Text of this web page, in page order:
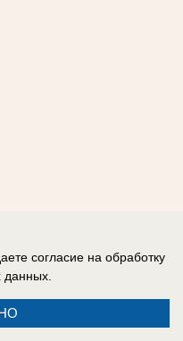
согласие на обработку
данных.